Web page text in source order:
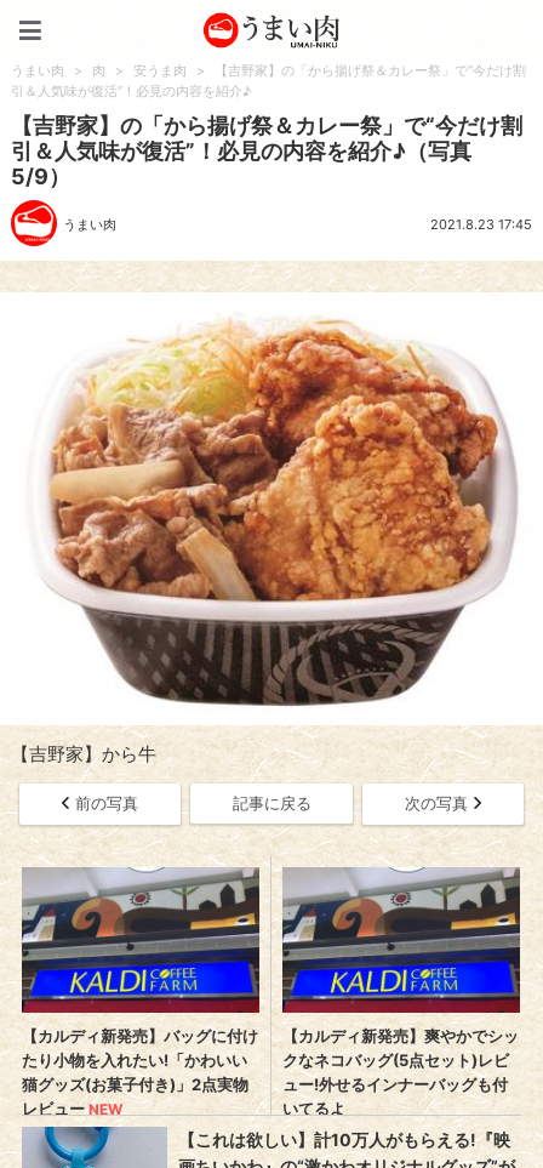
うまい肉 > 肉 > 安うま肉 >
【吉野家】の「から揚げ祭＆カレー祭」で“今だけ割
引＆人気味が復活”！必見の内容を紹介♪
【吉野家】の「から揚げ祭＆カレー祭」で“今だけ割
引＆人気味が復活”！必見の内容を紹介♪（写真
5/9）
うまい肉 2021.8.23 17:45
【吉野家】から牛
前の写真 記事に戻る 次の写真